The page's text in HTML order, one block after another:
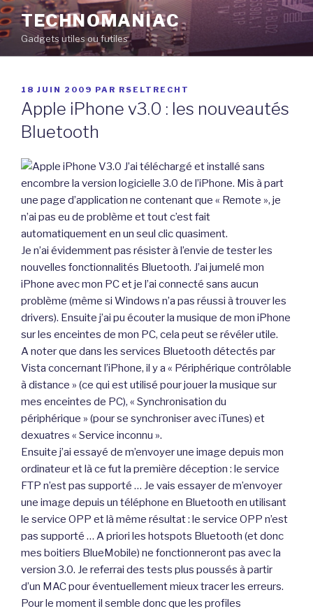
Aller
au
contenu
principal
TECHNOMANIAC
Gadgets utiles ou futiles
PUBLIÉ
LE
18 JUIN 2009 PAR RSELTRECHT
Apple iPhone v3.0 : les nouveautés
Bluetooth
J’ai téléchargé et installé sans
encombre la version logicielle 3.0 de l’iPhone. Mis à part
une page d’application ne contenant que « Remote », je
n’ai pas eu de problème et tout c’est fait
automatiquement en un seul clic quasiment.
Je n’ai évidemment pas résister à l’envie de tester les
nouvelles fonctionnalités Bluetooth. J’ai jumelé mon
iPhone avec mon PC et je l’ai connecté sans aucun
problème (même si Windows n’a pas réussi à trouver les
drivers). Ensuite j’ai pu écouter la musique de mon iPhone
sur les enceintes de mon PC, cela peut se révéler utile.
A noter que dans les services Bluetooth détectés par
Vista concernant l’iPhone, il y a « Périphérique contrôlable
à distance » (ce qui est utilisé pour jouer la musique sur
mes enceintes de PC), « Synchronisation du
périphérique » (pour se synchroniser avec iTunes) et
dexuatres « Service inconnu ».
Ensuite j’ai essayé de m’envoyer une image depuis mon
ordinateur et là ce fut la première déception : le service
FTP n’est pas supporté … Je vais essayer de m’envoyer
une image depuis un téléphone en Bluetooth en utilisant
le service OPP et là même résultat : le service OPP n’est
pas supporté … A priori les hotspots Bluetooth (et donc
mes boitiers BlueMobile) ne fonctionneront pas avec la
version 3.0. Je referrai des tests plus poussés à partir
d’un MAC pour éventuellement mieux tracer les erreurs.
Pour le moment il semble donc que les profiles